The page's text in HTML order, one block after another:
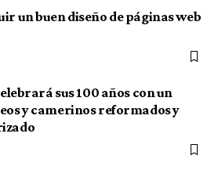
un buen diseño de páginas web
sus 100 años con un
y camerinos reformados y